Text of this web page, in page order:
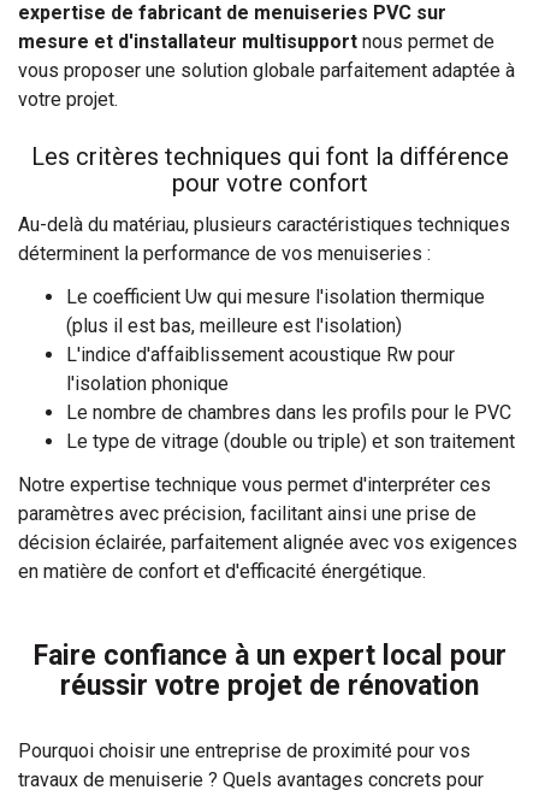
expertise de fabricant de menuiseries PVC sur
mesure et d'installateur multisupport nous permet de
vous proposer une solution globale parfaitement adaptée à
votre projet.
Les critères techniques qui font la différence
pour votre confort
Au-delà du matériau, plusieurs caractéristiques techniques
déterminent la performance de vos menuiseries :
Le coefficient Uw qui mesure l'isolation thermique
(plus il est bas, meilleure est l'isolation)
L'indice d'affaiblissement acoustique Rw pour
l'isolation phonique
Le nombre de chambres dans les profils pour le PVC
Le type de vitrage (double ou triple) et son traitement
Notre expertise technique vous permet d'interpréter ces
paramètres avec précision, facilitant ainsi une prise de
décision éclairée, parfaitement alignée avec vos exigences
en matière de confort et d'efficacité énergétique.
Faire confiance à un expert local pour
réussir votre projet de rénovation
Pourquoi choisir une entreprise de proximité pour vos
travaux de menuiserie ? Quels avantages concrets pour